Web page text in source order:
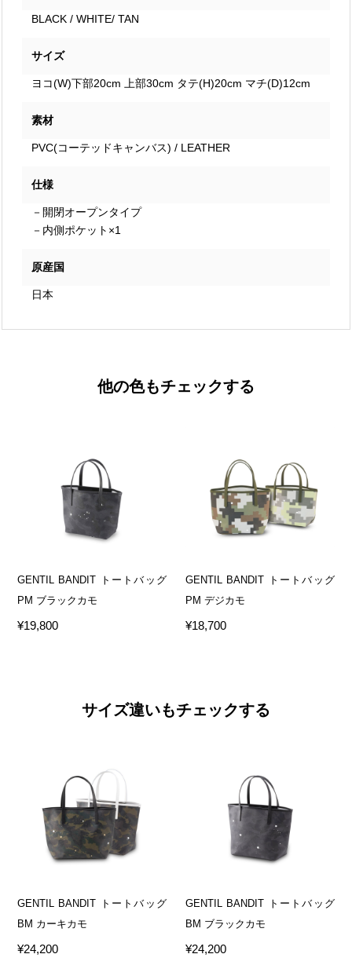
BLACK / WHITE/ TAN
サイズ
ヨコ(W)下部20cm 上部30cm タテ(H)20cm マチ(D)12cm
素材
PVC(コーテッドキャンバス) / LEATHER
仕様
－開閉オープンタイプ
－内側ポケット×1
原産国
日本
他の色もチェックする
GENTIL BANDIT トートバッグ
PM ブラックカモ
¥19,800
GENTIL BANDIT トートバッグ
PM デジカモ
¥18,700
サイズ違いもチェックする
GENTIL BANDIT トートバッグ
BM カーキカモ
¥24,200
GENTIL BANDIT トートバッグ
BM ブラックカモ
¥24,200